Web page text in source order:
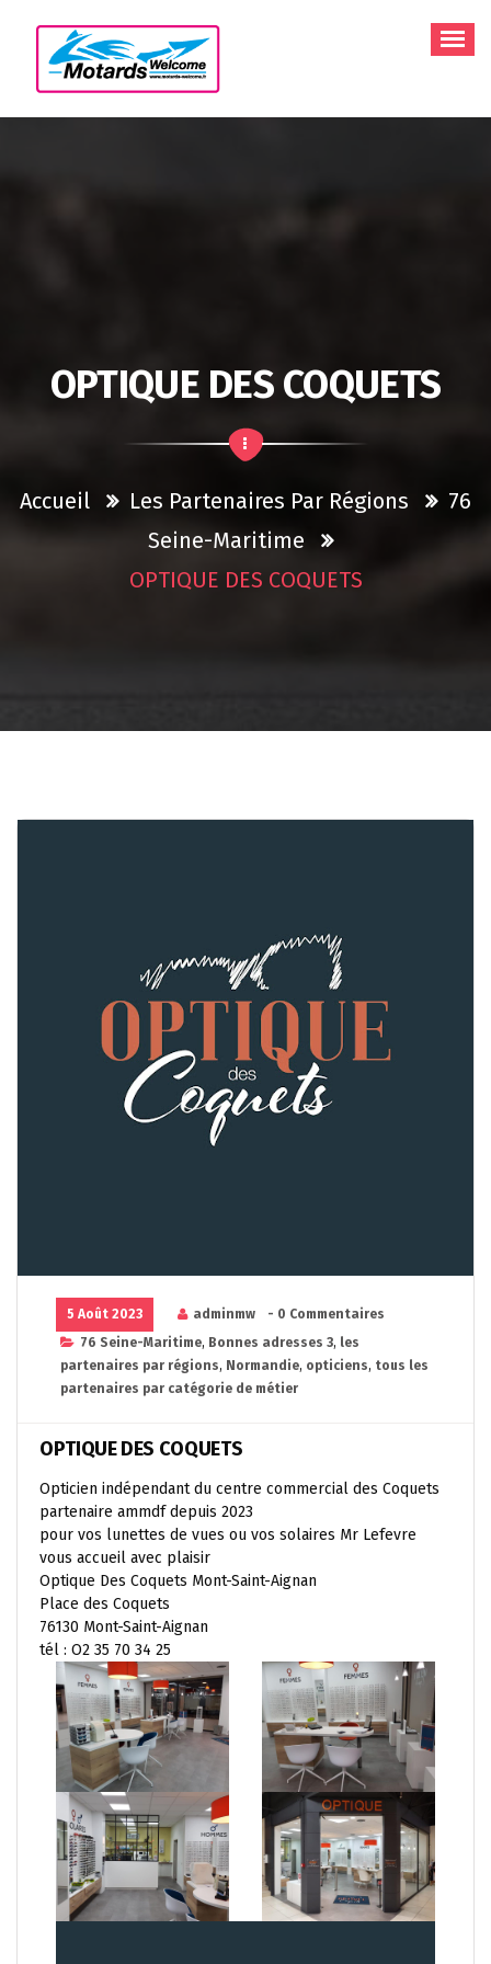
contenu
OPTIQUE DES COQUETS
Accueil Les Partenaires Par Régions
76
Seine-Maritime
OPTIQUE DES COQUETS
5 Août 2023 adminmw
- 0 Commentaires
76 Seine-Maritime, Bonnes adresses 3, les
partenaires par régions, Normandie, opticiens, tous les
partenaires par catégorie de métier
OPTIQUE DES COQUETS
Opticien indépendant du centre commercial des Coquets
partenaire ammdf depuis 2023
pour vos lunettes de vues ou vos solaires Mr Lefevre
vous accueil avec plaisir
Optique Des Coquets Mont-Saint-Aignan
Place des Coquets
76130 Mont-Saint-Aignan
tél : O2 35 70 34 25